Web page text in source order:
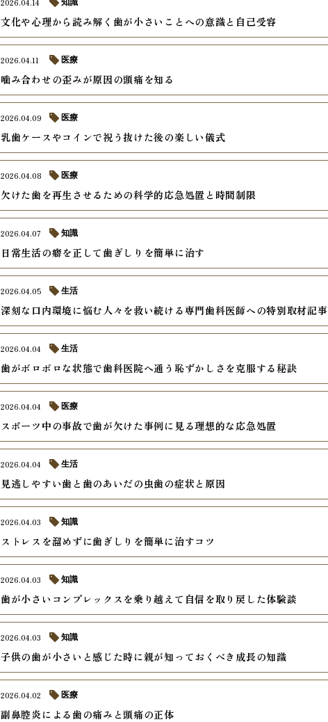
文化や心理から読み解く歯が小さいことへの意識と自己受容
2026.04.14 知識
噛み合わせの歪みが原因の頭痛を知る
2026.04.11 医療
乳歯ケースやコインで祝う抜けた後の楽しい儀式
2026.04.09 医療
欠けた歯を再生させるための科学的応急処置と時間制限
2026.04.08 医療
日常生活の癖を正して歯ぎしりを簡単に治す
2026.04.07 知識
深刻な口内環境に悩む人々を救い続ける専門歯科医師への特別取材記事
2026.04.05 生活
歯がボロボロな状態で歯科医院へ通う恥ずかしさを克服する秘訣
2026.04.04 生活
スポーツ中の事故で歯が欠けた事例に見る理想的な応急処置
2026.04.04 医療
見逃しやすい歯と歯のあいだの虫歯の症状と原因
2026.04.04 生活
ストレスを溜めずに歯ぎしりを簡単に治すコツ
2026.04.03 知識
歯が小さいコンプレックスを乗り越えて自信を取り戻した体験談
2026.04.03 知識
子供の歯が小さいと感じた時に親が知っておくべき成長の知識
2026.04.03 知識
副鼻腔炎による歯の痛みと頭痛の正体
2026.04.02 医療